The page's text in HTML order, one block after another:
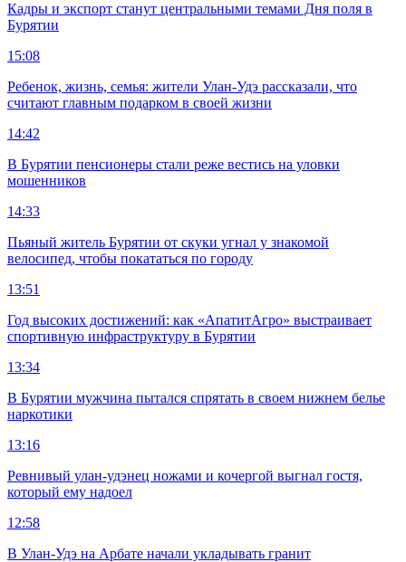
Кадры и экспорт станут центральными темами Дня поля в
Бурятии
15:08
Ребенок, жизнь, семья: жители Улан-Удэ рассказали, что
считают главным подарком в своей жизни
14:42
В Бурятии пенсионеры стали реже вестись на уловки
мошенников
14:33
Пьяный житель Бурятии от скуки угнал у знакомой
велосипед, чтобы покататься по городу
13:51
Год высоких достижений: как «АпатитАгро» выстраивает
спортивную инфраструктуру в Бурятии
13:34
В Бурятии мужчина пытался спрятать в своем нижнем белье
наркотики
13:16
Ревнивый улан-удэнец ножами и кочергой выгнал гостя,
который ему надоел
12:58
В Улан-Удэ на Арбате начали укладывать гранит